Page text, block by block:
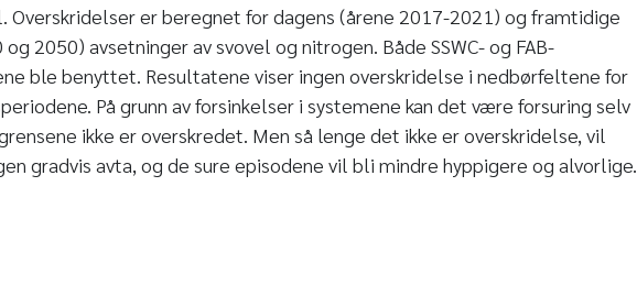
Overskridelser er beregnet for dagens (årene 2017-2021) og framtidige
og 2050) avsetninger av svovel og nitrogen. Både SSWC- og FAB-
ble benyttet. Resultatene viser ingen overskridelse i nedbørfeltene for
På grunn av forsinkelser i systemene kan det være forsuring selv
ikke er overskredet. Men så lenge det ikke er overskridelse, vil
gradvis avta, og de sure episodene vil bli mindre hyppigere og alvorlige.